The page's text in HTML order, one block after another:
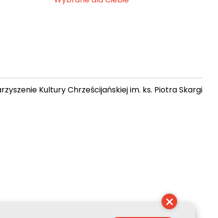
Kultury Chrześcijańskiej im. ks. Piotra Skargi
×